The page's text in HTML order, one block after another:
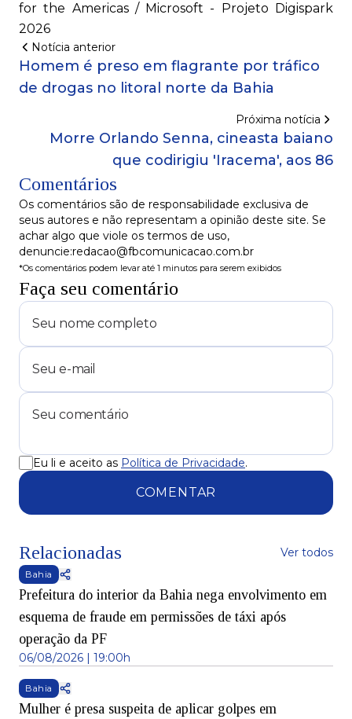
for the Americas / Microsoft - Projeto Digispark
2026
Notícia anterior
Homem é preso em flagrante por tráfico
de drogas no litoral norte da Bahia
Próxima notícia
Morre Orlando Senna, cineasta baiano
que codirigiu 'Iracema', aos 86
Comentários
Os comentários são de responsabilidade exclusiva de
seus autores e não representam a opinião deste site. Se
achar algo que viole os termos de uso,
denuncie:redacao@fbcomunicacao.com.br
*Os comentários podem levar até 1 minutos para serem exibidos
Faça seu comentário
Eu li e aceito as Política de Privacidade.
COMENTAR
Relacionadas Ver todos
Bahia
Prefeitura do interior da Bahia nega envolvimento em
esquema de fraude em permissões de táxi após
operação da PF
06/08/2026 | 19:00h
Bahia
Mulher é presa suspeita de aplicar golpes em